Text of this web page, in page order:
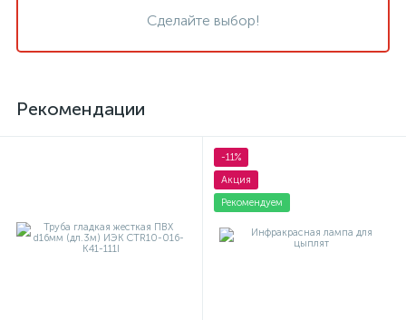
Сделайте выбор!
Рекомендации
-11%
Акция
Рекомендуем